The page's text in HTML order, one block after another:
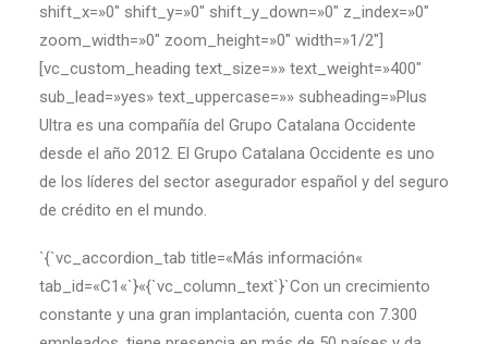
shift_x=»0″ shift_y=»0″ shift_y_down=»0″ z_index=»0″
zoom_width=»0″ zoom_height=»0″ width=»1/2″]
[vc_custom_heading text_size=»» text_weight=»400″
sub_lead=»yes» text_uppercase=»» subheading=»Plus
Ultra es una compañía del Grupo Catalana Occidente
desde el año 2012. El Grupo Catalana Occidente es uno
de los líderes del sector asegurador español y del seguro
de crédito en el mundo.
`{`vc_accordion_tab title=«Más información«
tab_id=«C1«`}«{`vc_column_text`}`Con un crecimiento
constante y una gran implantación, cuenta con 7.300